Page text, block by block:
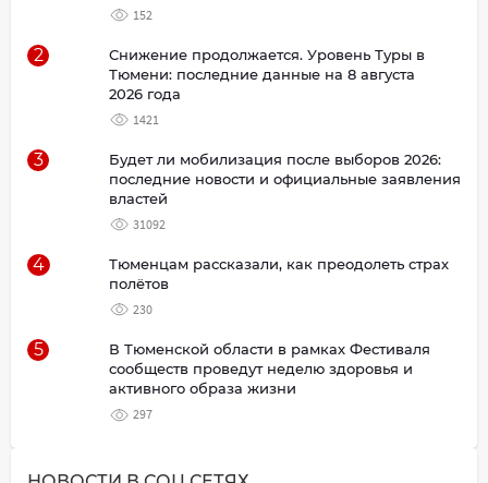
152
2
Снижение продолжается. Уровень Туры в
Тюмени: последние данные на 8 августа
2026 года
1421
3
Будет ли мобилизация после выборов 2026:
последние новости и официальные заявления
властей
31092
4
Тюменцам рассказали, как преодолеть страх
полётов
230
5
В Тюменской области в рамках Фестиваля
сообществ проведут неделю здоровья и
активного образа жизни
297